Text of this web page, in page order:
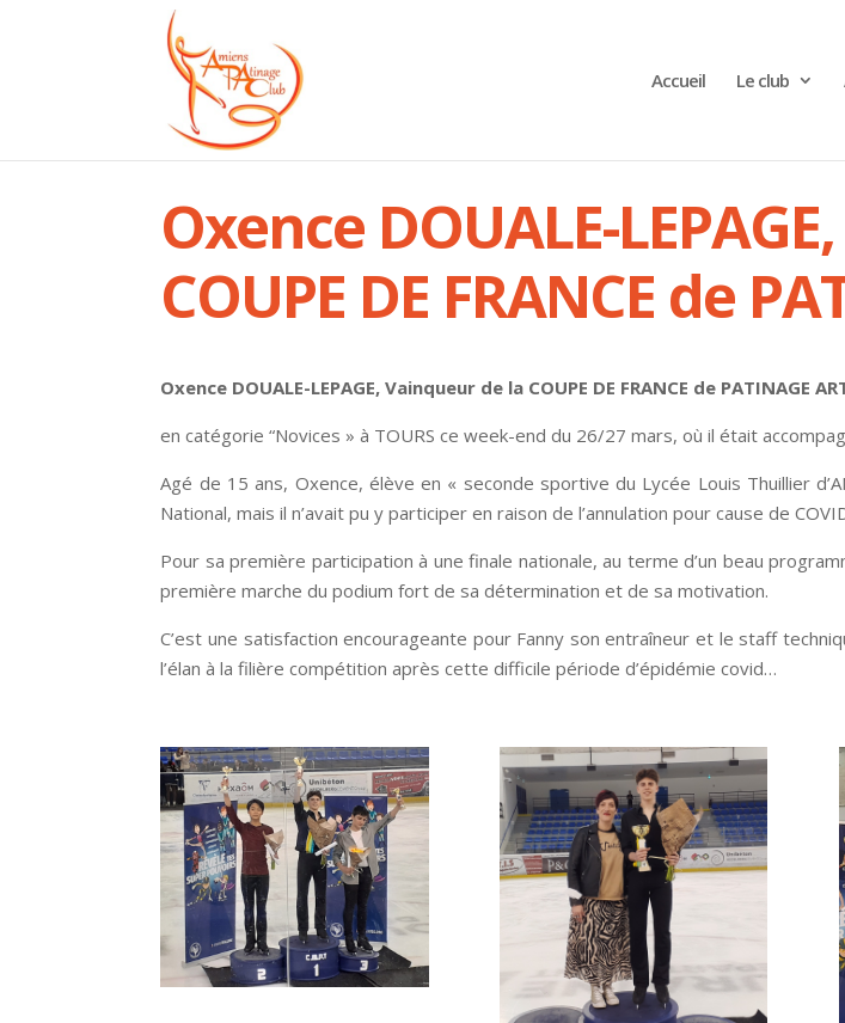
Accueil Le club
Oxence DOUALE-
COUPE DE FRANCE de
Oxence DOUALE-LEPAGE, Vainqueur de la COUPE DE FRANCE de PATINAGE
en catégorie “Novices » à TOURS ce week-end du 26/27 mars, où il était
Agé de 15 ans, Oxence, élève en « seconde sportive du Lycée Louis Thuillier
National, mais il n’avait pu y participer en raison de l’annulation pour cause de
Pour sa première participation à une finale nationale, au terme d’un beau
première marche du podium fort de sa détermination et de sa motivation.
C’est une satisfaction encourageante pour Fanny son entraîneur et le staff
l’élan à la filière compétition après cette difficile période d’épidémie covid…